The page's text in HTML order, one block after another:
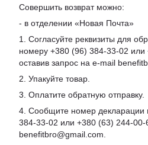
Совершить возврат можно:
- в отделении «Новая Почта»
1. Согласуйте реквизиты для
номеру +380 (96) 384-33-02
оставив запрос на e-mail
2. Упакуйте товар.
3. Оплатите обратную отправку.
4. Сообщите номер декларации
384-33-02 или +380 (63) 244-00-
benefitbro@gmail.com.